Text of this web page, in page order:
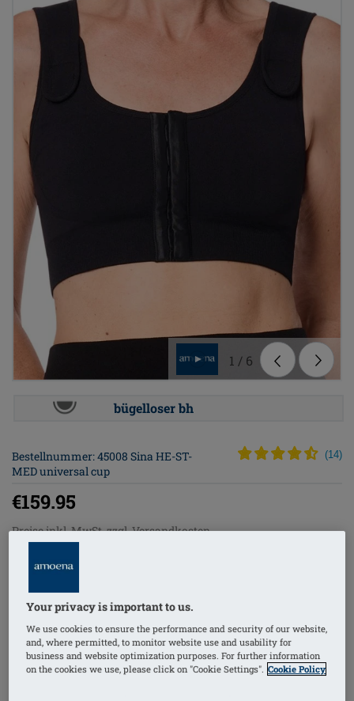
1 / 6
bügelloser bh
Bestellnummer: 45008 Sina HE-ST-
MED universal cup
(14)
€159.95
Preise inkl. MwSt. zzgl. Versandkosten
Unterstützung nach operativen Eingriffen an der
Kompression und ist speziell für die Bedürfnisse nach
Brustrekonstruktion, Brustverkleinerung,
Your privacy is important to us.
We use cookies to ensure the performance and security of our website,
and, where permitted, to monitor website use and usability for
business and website optimization purposes. For further information
on the cookies we use, please click on "Cookie Settings". Cookie Policy